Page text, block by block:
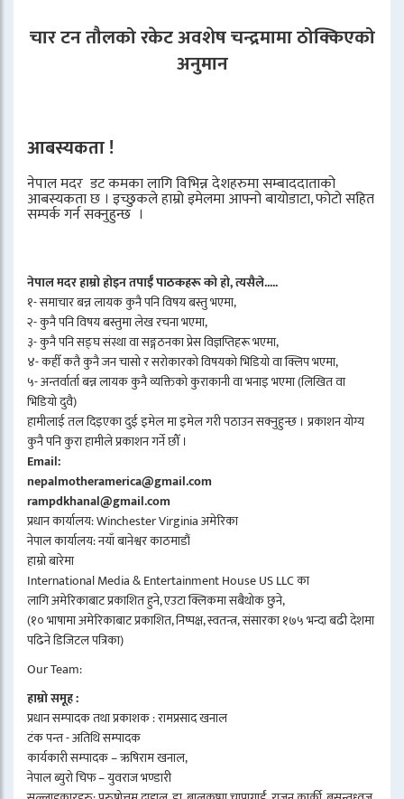
चार टन तौलको रकेट अवशेष चन्द्रमामा ठोक्किएको
अनुमान
आबस्यकता !
नेपाल मदर डट कमका लागि विभिन्न देशहरुमा सम्बाददाताको
आबस्यकता छ । इच्छुकले हाम्रो इमेलमा आफ्नो बायोडाटा, फोटो सहित
सम्पर्क गर्न सक्नुहुन्छ ।
नेपाल मदर हाम्रो होइन तपाईँ पाठकहरू को हो, त्यसैले.....
१- समाचार बन्न लायक कुनै पनि विषय बस्तु भएमा,
२- कुनै पनि विषय बस्तुमा लेख रचना भएमा,
३- कुनै पनि सङ्घ संस्था वा सङ्गठनका प्रेस विज्ञप्तिहरू भएमा,
४- कहीँ कतै कुनै जन चासो र सरोकारको विषयको भिडियो वा क्लिप भएमा,
५- अन्तर्वार्ता बन्न लायक कुनै व्यक्तिको कुराकानी वा भनाइ भएमा (लिखित वा
भिडियो दुवै)
हामीलाई तल दिइएका दुई इमेल मा इमेल गरी पठाउन सक्नुहुन्छ । प्रकाशन योग्य
कुनै पनि कुरा हामीले प्रकाशन गर्ने छौँ ।
Email:
nepalmotheramerica@gmail.com
rampdkhanal@gmail.com
प्रधान कार्यालय: Winchester Virginia अमेरिका
नेपाल कार्यालय: नयाँ बानेश्वर काठमाडौं
हाम्रो बारेमा
International Media & Entertainment House US LLC का
लागि अमेरिकाबाट प्रकाशित हुने, एउटा क्लिकमा सबैथोक छुने,
(१० भाषामा अमेरिकाबाट प्रकाशित, निष्पक्ष, स्वतन्त्र, संसारका १७५ भन्दा बढी देशमा
पढिने डिजिटल पत्रिका)
Our Team:
हाम्रो समूह :
प्रधान सम्पादक तथा प्रकाशक : रामप्रसाद खनाल
टंक पन्त - अतिथि सम्पादक
कार्यकारी सम्पादक – ऋषिराम खनाल,
नेपाल ब्युरो चिफ – युवराज भण्डारी